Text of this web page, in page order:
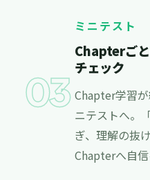
03
ミニテスト
Chapterご
チェック
Chapter学習
ニテストへ。
ぎ、理解の抜
Chapterへ自信